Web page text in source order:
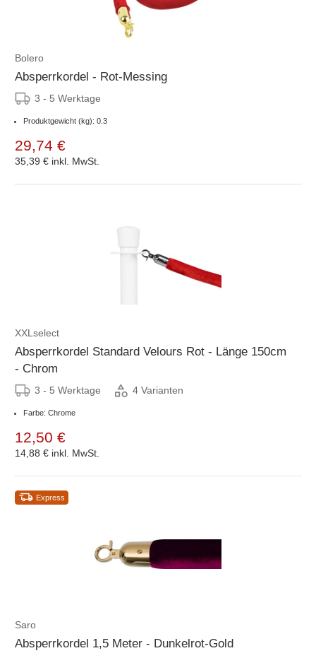
Bolero
Absperrkordel - Rot-Messing
3 - 5 Werktage
Produktgewicht (kg): 0.3
29,74 €
35,39 € inkl. MwSt.
XXLselect
Absperrkordel Standard Velours Rot - Länge 150cm
- Chrom
3 - 5 Werktage 4 Varianten
Farbe: Chrome
12,50 €
14,88 € inkl. MwSt.
Express
Saro
Absperrkordel 1,5 Meter - Dunkelrot-Gold